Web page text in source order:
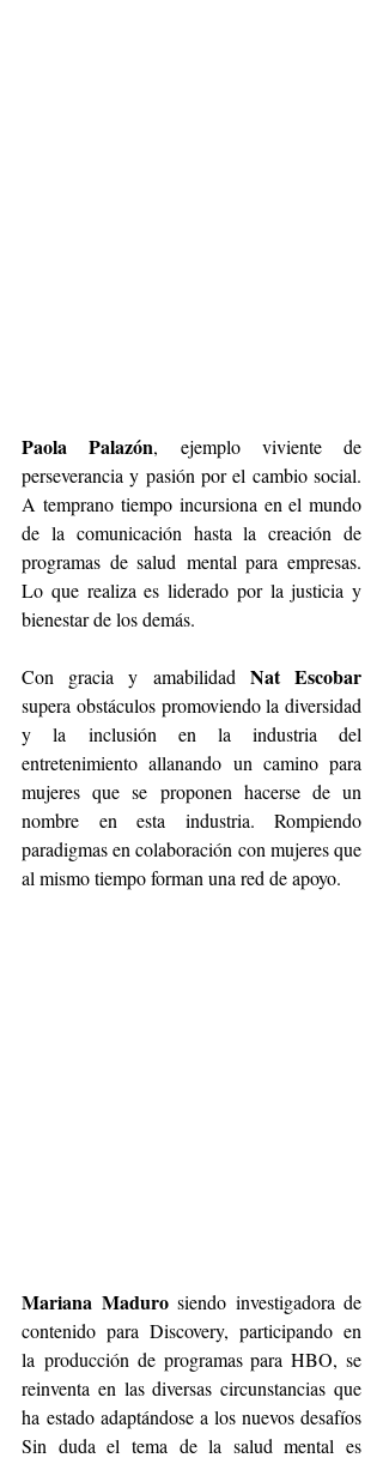
Paola Palazón, ejemplo viviente de
perseverancia y pasión por el cambio social.
A temprano tiempo incursiona en el mundo
de la comunicación hasta la creación de
programas de salud mental para empresas.
Lo que realiza es liderado por la justicia y
bienestar de los demás.
Con gracia y amabilidad Nat Escobar
supera obstáculos promoviendo la diversidad
y la
inclusión en la industria del
entretenimiento allanando un camino para
mujeres que se proponen hacerse de un
nombre en esta industria. Rompiendo
paradigmas en colaboración con mujeres que
al mismo tiempo forman una red de apoyo.
Mariana Maduro siendo investigadora de
contenido para Discovery, participando en
la producción de programas para HBO, se
reinventa en las diversas circunstancias que
ha estado adaptándose a los nuevos desafíos
Sin duda el tema de la salud mental es